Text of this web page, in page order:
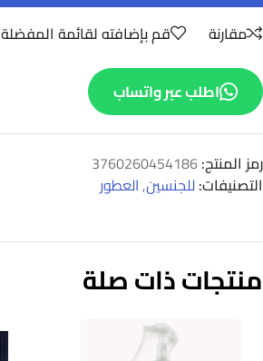
مقارنة قم بإضافته لقائمة المفضلة
اطلب عبر واتساب
رمز المنتج:3760260454186
التصنيفات:للجنسين,العطور
منتجات ذات صلة